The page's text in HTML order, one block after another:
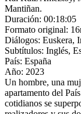
Mantiñan.
Duración: 00:18:05
Formato original:
Diálogos: Euskera,
Subtítulos: Inglés,
País: España
Año: 2023
Un hombre, una
apartamento del
cotidianos se